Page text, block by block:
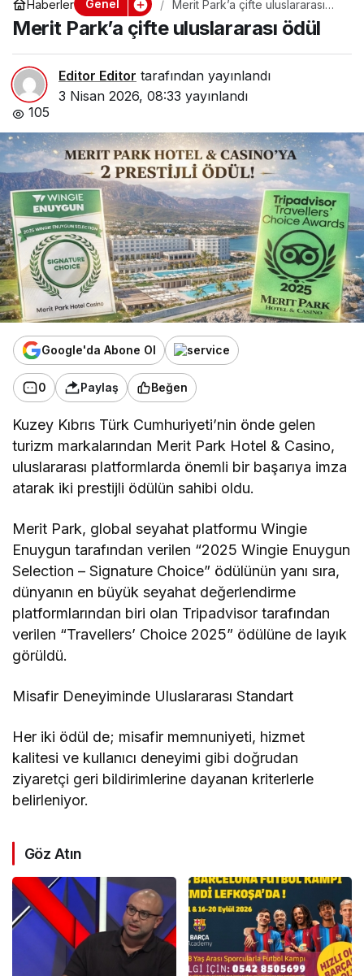
Haberler Genel
Merit Park’a çifte uluslararası
ödül
Merit Park’a çifte uluslararası ödül
Editor Editor tarafından yayınlandı
3 Nisan 2026, 08:33 yayınlandı
105
Google'da Abone Ol
0 Paylaş Beğen
Kuzey Kıbrıs Türk Cumhuriyeti’nin önde gelen
turizm markalarından Merit Park Hotel & Casino,
uluslararası platformlarda önemli bir başarıya imza
atarak iki prestijli ödülün sahibi oldu.
Merit Park, global seyahat platformu Wingie
Enuygun tarafından verilen “2025 Wingie Enuygun
Selection – Signature Choice” ödülünün yanı sıra,
dünyanın en büyük seyahat değerlendirme
platformlarından biri olan Tripadvisor tarafından
verilen “Travellers’ Choice 2025” ödülüne de layık
görüldü.
Misafir Deneyiminde Uluslararası Standart
Her iki ödül de; misafir memnuniyeti, hizmet
kalitesi ve kullanıcı deneyimi gibi doğrudan
ziyaretçi geri bildirimlerine dayanan kriterlerle
belirleniyor.
Göz Atın